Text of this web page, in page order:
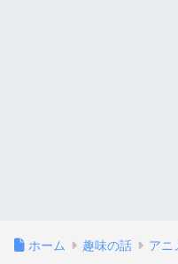
ホーム 趣味の話 アニ